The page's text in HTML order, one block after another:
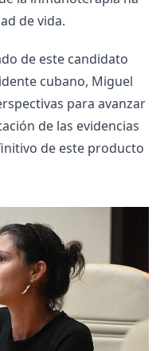
de vida.
de este candidato
cubano, Miguel
para avanzar
de las evidencias
de este producto